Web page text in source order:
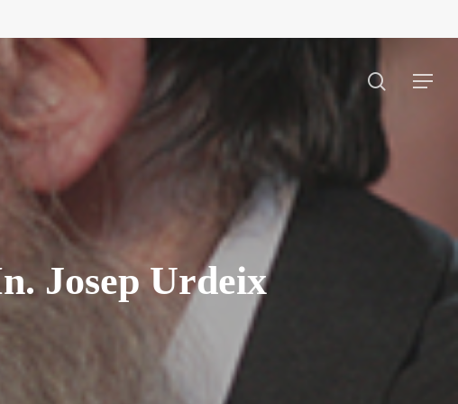
Menu
search
Josep Urdeix